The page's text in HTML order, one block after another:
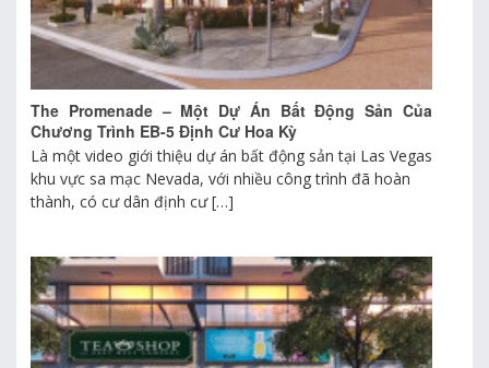
The Promenade – Một Dự Án Bất Động Sản Của
Chương Trình EB-5 Định Cư Hoa Kỳ
Là một video giới thiệu dự án bất động sản tại Las Vegas
khu vực sa mạc Nevada, với nhiều công trình đã hoàn
thành, có cư dân định cư […]